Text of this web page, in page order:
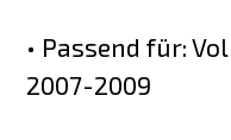
• Passend für:
2007-2009